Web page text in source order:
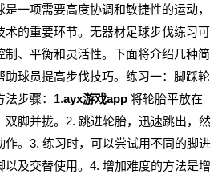
一项需要高度协调和敏捷性的运动，
术的重要环节。无器材足球步伐练习可
制、平衡和灵活性。下面将介绍几种简
助球员提高步伐技巧。练习一：脚踩轮
法步骤：1.ayx游戏app 将轮胎平放在
双脚并拢。2. 跳进轮胎，迅速跳出，然
作。3. 练习时，可以尝试用不同的脚进
以及交替使用。4. 增加难度的方法是增